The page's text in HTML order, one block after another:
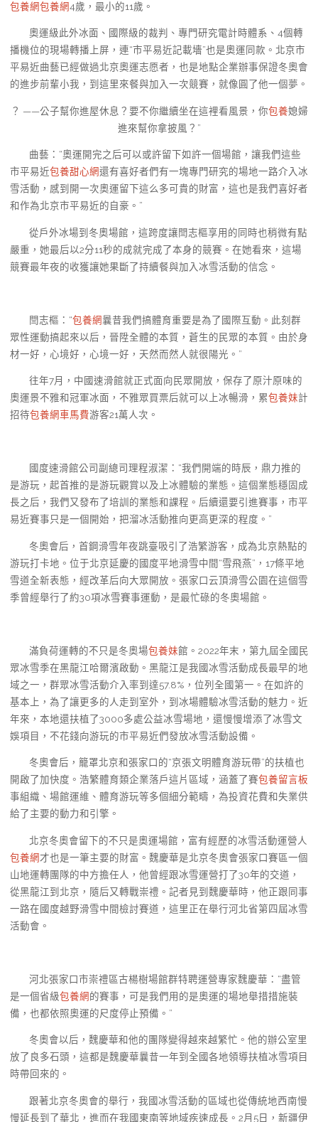
包養網包養網4歲，最小的11歲。
奧運級此外冰面、國際級的裁判、專門研究電計時體系、4個轉
播機位的現場轉播上屏，連“市平易近記載墻”也是奧運同款。北京市
平易近曲藝已經做過北京奧運志愿者，也是地點企業辦事保證冬奧會
的進步前輩小我，到這里來餐與加入一次競賽，就像圓了他一個夢。
？ ——公子幫你進屋休息？要不你繼續坐在這裡看風景，你包養媳婦
進來幫你拿披風？”
曲藝：“奧運開完之后可以或許留下如許一個場館，讓我們這些
市平易近包養甜心網還有喜好者們有一塊專門研究的場地一路介入冰
雪活動，感到開一次奧運留下這么多可貴的財富，這也是我們喜好者
和作為北京市平易近的自豪。”
從戶外冰場到冬奧場館，這跨度讓閆志樞享用的同時也稍微有點
嚴重，她最后以2分11秒的成就完成了本身的競賽。在她看來，這場
競賽最年夜的收獲讓她果斷了持續餐與加入冰雪活動的信念。
閆志樞：“包養網曩昔我們搞體育重要是為了國際互動。此刻群
眾性運動搞起來以后，晉陞全體的本質，蒼生的民眾的本質。由於身
材一好，心境好，心境一好，天然而然人就很陽光。”
往年7月，中國速滑館就正式面向民眾開放，保存了原汁原味的
奧運景不雅和冠軍冰面，不雅眾買票后就可以上冰暢滑，累包養妹計
招待包養網車馬費游客21萬人次。
國度速滑館公司副總司理程淑潔：“我們開端的時辰，鼎力推的
是游玩，起首推的是游玩觀賞以及上冰體驗的業態。這個業態穩固成
長之后，我們又發布了培訓的業態和課程。后續還要引進賽事，市平
易近賽事只是一個開始，把溜冰活動推向更高更深的程度。”
冬奧會后，首鋼滑雪年夜跳臺吸引了浩繁游客，成為北京熱點的
游玩打卡地。位于北京延慶的國度平地滑雪中間“雪飛燕”，17條平地
雪道全新表態，經改革后向大眾開放。張家口云頂滑雪公園在這個雪
季曾經舉行了約30項冰雪賽事運動，是最忙碌的冬奧場館。
滿負荷運轉的不只是冬奧場包養妹館。2022年末，第九屆全國民
眾冰雪季在黑龍江哈爾濱啟動。黑龍江是我國冰雪活動成長最早的地
域之一，群眾冰雪活動介入率到達57.8%，位列全國第一。在如許的
基本上，為了讓更多的人走到室外，到冰場體驗冰雪活動的魅力。近
年來，本地還扶植了3000多處公益冰雪場地，還慢慢增添了冰雪文
娛項目，不花錢向游玩的市平易近們發放冰雪活動設備。
冬奧會后，籠罩北京和張家口的“京張文明體育游玩帶”的扶植也
開啟了加快度。浩繁體育類企業落戶這片區域，涵蓋了賽包養留言板
事組織、場館運維、體育游玩等多個細分範疇，為投資花費和失業供
給了主要的動力和引擎。
北京冬奧會留下的不只是奧運場館，富有經歷的冰雪活動運營人
包養網才也是一筆主要的財富。魏慶華是北京冬奧會張家口賽區一個
山地運轉團隊的中方擔任人，他曾經跟冰雪運營打了30年的交道，
從黑龍江到北京，隨后又轉戰崇禮。記者見到魏慶華時，他正跟同事
一路在國度越野滑雪中間檢討賽道，這里正在舉行河北省第四屆冰雪
活動會。
河北張家口市崇禮區古楊樹場館群特聘運營專家魏慶華：“盡管
是一個省級包養網的賽事，可是我們用的是奧運的場地舉措措施裝
備，也都依照奧運的尺度停止預備。”
冬奧會以后，魏慶華和他的團隊變得越來越繁忙。他的辦公室里
放了良多石頭，這都是魏慶華曩昔一年到全國各地領導扶植冰雪項目
時帶回來的。
跟著北京冬奧會的舉行，我國冰雪活動的區域也從傳統地西南慢
慢延長到了華北，進而在我國東南等地域疾速成長。2月5日，新疆伊